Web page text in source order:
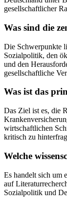
gesellschaftlicher
Was sind die
Die Schwerpunkte
Sozialpolitik, den
und den
gesellschaftliche
Was ist das
Das Ziel ist es, die
wirtschaftlichen
kritisch zu
Welche
Es handelt sich um
auf
Sozialpolitik und